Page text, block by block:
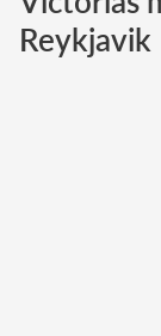
Reykjavik